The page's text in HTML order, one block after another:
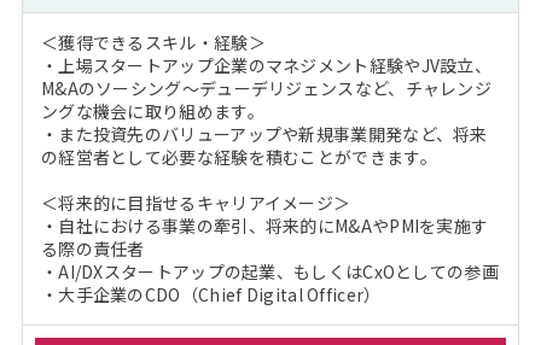
＜獲得できるスキル・経験＞
・上場スタートアップ企業のマネジメント経験やJV設立、
M&Aのソーシング～デューデリジェンスなど、チャレンジ
ングな機会に取り組めます。
・また投資先のバリューアップや新規事業開発など、将来
の経営者として必要な経験を積むことができます。
＜将来的に目指せるキャリアイメージ＞
・自社における事業の牽引、将来的にM&AやPMIを実施す
る際の責任者
・AI/DXスタートアップの起業、もしくはCxOとしての参画
・大手企業のCDO（Chief Digital Officer）